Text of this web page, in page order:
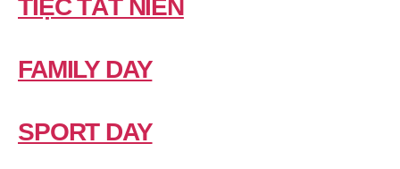
TIỆC TẤT NIÊN
FAMILY DAY
SPORT DAY